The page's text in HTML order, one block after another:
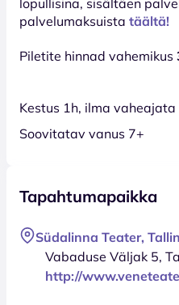
palvelumaksuista täältä!
Piletite hinnad vahemikus
Kestus 1h, ilma vaheajata
Soovitatav vanus 7+
Tapahtumapaikka
Südalinna Teater,
Vabaduse Väljak 5,
http://